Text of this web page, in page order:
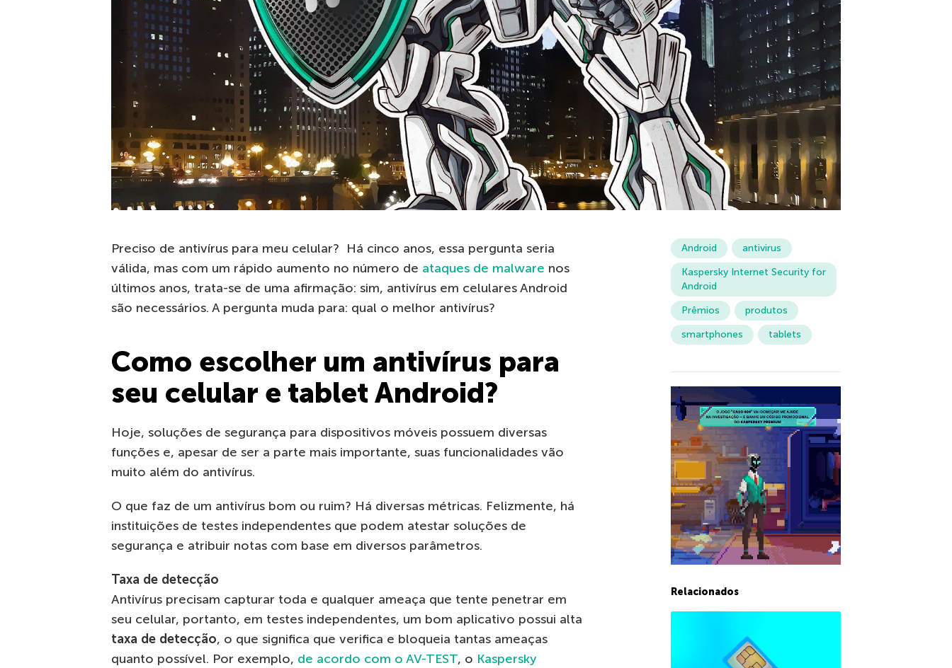
Preciso de antivírus para meu celular? Há cinco anos, essa pergunta seria
válida, mas com um rápido aumento no número de ataques de malware nos
últimos anos, trata-se de uma afirmação: sim, antivírus em celulares Android
são necessários. A pergunta muda para: qual o melhor antivírus?
Como escolher um antivírus para
seu celular e tablet Android?
Hoje, soluções de segurança para dispositivos móveis possuem diversas
funções e, apesar de ser a parte mais importante, suas funcionalidades vão
muito além do antivírus.
O que faz de um antivírus bom ou ruim? Há diversas métricas. Felizmente, há
instituições de testes independentes que podem atestar soluções de
segurança e atribuir notas com base em diversos parâmetros.
Taxa de detecção
Antivírus precisam capturar toda e qualquer ameaça que tente penetrar em
seu celular, portanto, em testes independentes, um bom aplicativo possui alta
taxa de detecção, o que significa que verifica e bloqueia tantas ameaças
quanto possível. Por exemplo, de acordo com o AV-TEST, o Kaspersky
Android
antivirus
Kaspersky Internet Security for
Android
Prêmios
produtos
smartphones
tablets
Relacionados